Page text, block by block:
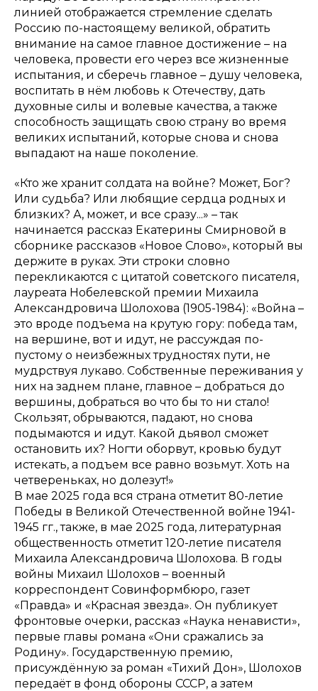
линией отображается стремление сделать
Россию по-настоящему великой, обратить
внимание на самое главное достижение – на
человека, провести его через все жизненные
испытания, и сберечь главное – душу человека,
воспитать в нём любовь к Отечеству, дать
духовные силы и волевые качества, а также
способность защищать свою страну во время
великих испытаний, которые снова и снова
выпадают на наше поколение.
«Кто же хранит солдата на войне? Может, Бог?
Или судьба? Или любящие сердца родных и
близких? А, может, и все сразу...» – так
начинается рассказ Екатерины Смирновой в
сборнике рассказов «Новое Слово», который вы
держите в руках. Эти строки словно
перекликаются с цитатой советского писателя,
лауреата Нобелевской премии Михаила
Александровича Шолохова (1905-1984): «Война –
это вроде подъема на крутую гору: победа там,
на вершине, вот и идут, не рассуждая по-
пустому о неизбежных трудностях пути, не
мудрствуя лукаво. Собственные переживания у
них на заднем плане, главное – добраться до
вершины, добраться во что бы то ни стало!
Скользят, обрываются, падают, но снова
подымаются и идут. Какой дьявол сможет
остановить их? Ногти оборвут, кровью будут
истекать, а подъем все равно возьмут. Хоть на
четвереньках, но долезут!»
В мае 2025 года вся страна отметит 80-летие
Победы в Великой Отечественной войне 1941-
1945 гг., также, в мае 2025 года, литературная
общественность отметит 120-летие писателя
Михаила Александровича Шолохова. В годы
войны Михаил Шолохов – военный
корреспондент Совинформбюро, газет
«Правда» и «Красная звезда». Он публикует
фронтовые очерки, рассказ «Наука ненависти»,
первые главы романа «Они сражались за
Родину». Государственную премию,
присуждённую за роман «Тихий Дон», Шолохов
передаёт в фонд обороны СССР, а затем